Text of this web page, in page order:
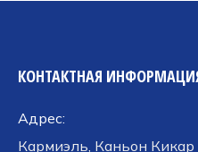
КОНТАКТНАЯ
Адрес:
Кармиэль, Каньон